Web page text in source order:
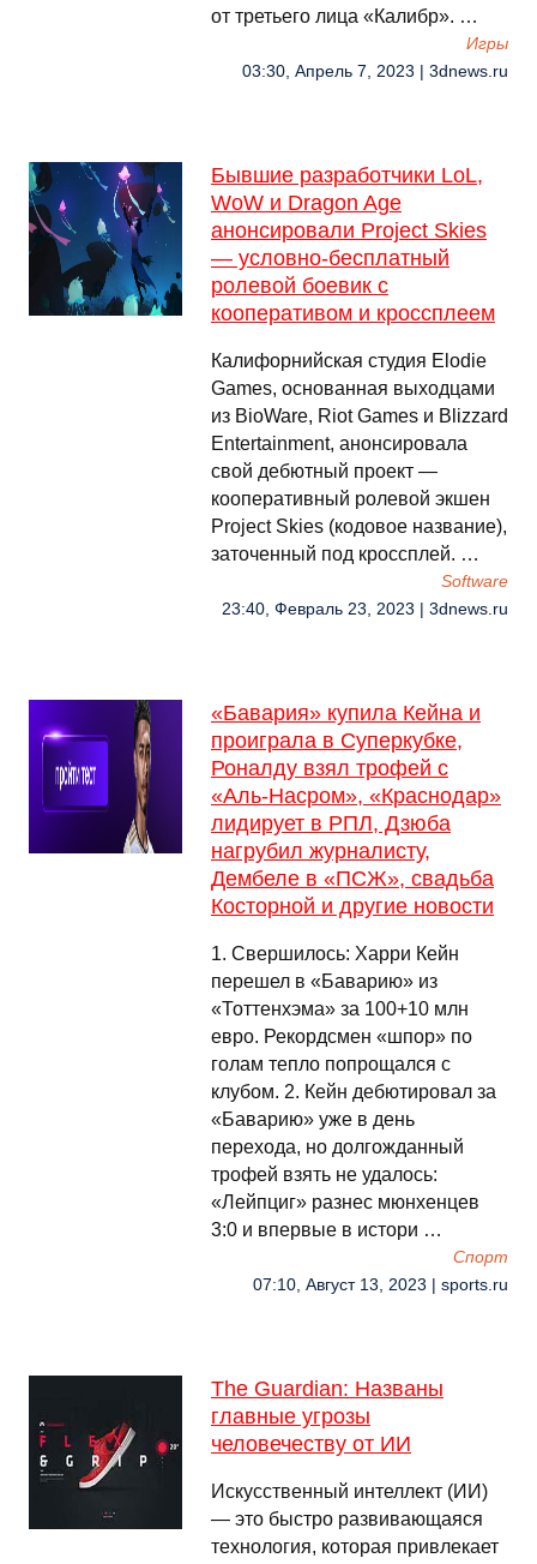
от третьего лица «Калибр». …
Игры
03:30, Апрель 7, 2023 | 3dnews.ru
Бывшие разработчики LoL,
WoW и Dragon Age
анонсировали Project Skies
— условно-бесплатный
ролевой боевик с
кооперативом и кроссплеем
Калифорнийская студия Elodie
Games, основанная выходцами
из BioWare, Riot Games и Blizzard
Entertainment, анонсировала
свой дебютный проект —
кооперативный ролевой экшен
Project Skies (кодовое название),
заточенный под кроссплей. …
Software
23:40, Февраль 23, 2023 | 3dnews.ru
«Бавария» купила Кейна и
проиграла в Суперкубке,
Роналду взял трофей с
«Аль-Насром», «Краснодар»
лидирует в РПЛ, Дзюба
нагрубил журналисту,
Дембеле в «ПСЖ», свадьба
Косторной и другие новости
1. Свершилось: Харри Кейн
перешел в «Баварию» из
«Тоттенхэма» за 100+10 млн
евро. Рекордсмен «шпор» по
голам тепло попрощался с
клубом. 2. Кейн дебютировал за
«Баварию» уже в день
перехода, но долгожданный
трофей взять не удалось:
«Лейпциг» разнес мюнхенцев
3:0 и впервые в истори …
Спорт
07:10, Август 13, 2023 | sports.ru
The Guardian: Названы
главные угрозы
человечеству от ИИ
Искусственный интеллект (ИИ)
— это быстро развивающаяся
технология, которая привлекает